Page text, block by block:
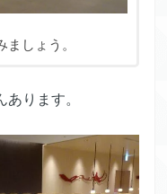
ましょう。
ります。